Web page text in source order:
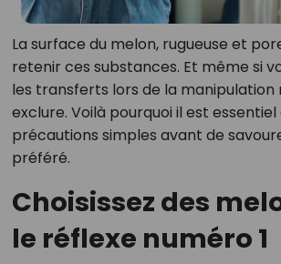
La surface du melon, rugueuse et
retenir ces substances. Et même si
les transferts lors de la manipulation
exclure. Voilà pourquoi il est
précautions simples avant de
préféré.
Choisissez des
le réflexe numéro 1